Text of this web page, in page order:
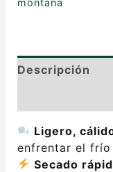
Descripción
Ligero,
enfrentar el
Secado